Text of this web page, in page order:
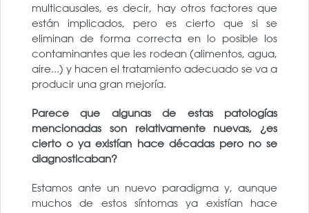
multicausales, es decir, hay otros factores que
están implicados, pero es cierto que si se
eliminan de forma correcta en lo posible los
contaminantes que les rodean (alimentos, agua,
aire...) y hacen el tratamiento adecuado se va a
producir una gran mejoría.
Parece que algunas de estas patologías
mencionadas son relativamente nuevas, ¿es
cierto o ya existían hace décadas pero no se
diagnosticaban?
Estamos ante un nuevo paradigma y, aunque
muchos de estos síntomas ya existían hace